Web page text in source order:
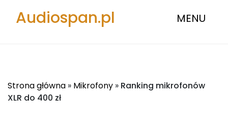
Audiospan.pl MENU
Strona główna » Mikrofony » Ranking mikrofonów
XLR do 400 zł